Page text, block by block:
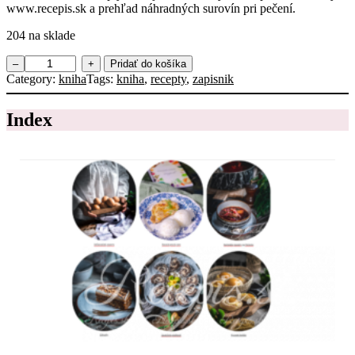
p
í
a
v
u
j
www.recepis.sk a prehľad náhradných surovín pri pečení.
204 na sklade
–
m
n
o
s
t
+ Pridať do košíka
Category: knihaTags: kniha, recepty, zapisnik
Index